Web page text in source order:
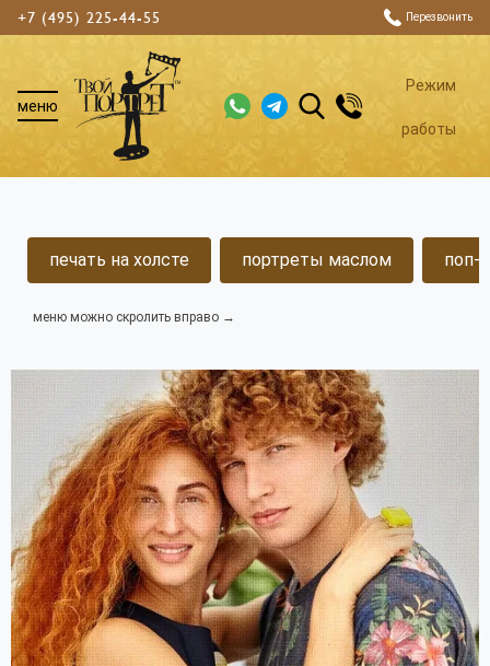
+7 (495) 225-44-55 Перезвонить
меню
Режим
работы
На данной странице указаны цены на основные наши
портрета мы рекомендуем воспользоваться нашим
рассчитать цену онлайн
печать на холсте портреты маслом поп-
меню можно скролить вправо →